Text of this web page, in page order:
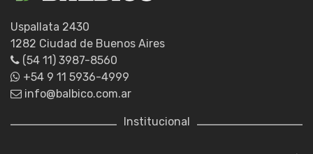
Uspallata 2430
1282 Ciudad de Buenos Aires
(54 11) 3987-8560
+54 9 11 5936-4999
info@balbico.com.ar
Institucional